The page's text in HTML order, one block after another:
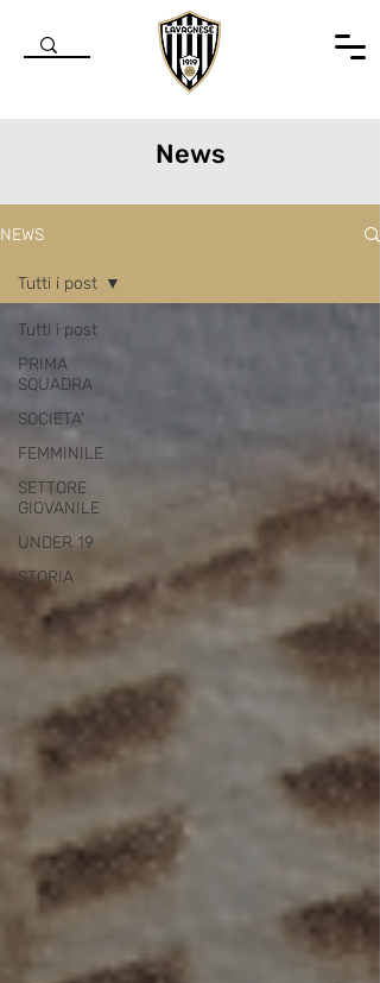
News
NEWS
Tutti i post
PRIMA
SQUADRA
SOCIETA'
FEMMINILE
SETTORE
GIOVANILE
UNDER 19
STORIA
Tutti i post